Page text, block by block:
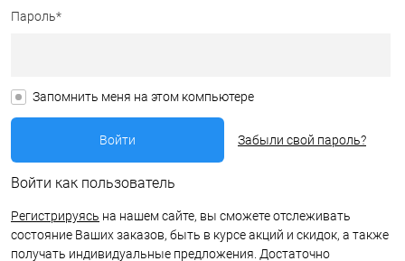
Пароль*
Запомнить меня на этом компьютере
Забыли свой пароль?
Войти как пользователь
Регистрируясь на нашем сайте, вы сможете отслеживать
состояние Ваших заказов, быть в курсе акций и скидок, а также
получать индивидуальные предложения. Достаточно